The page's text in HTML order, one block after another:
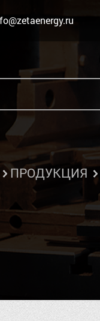
ПРОДУКЦИЯ